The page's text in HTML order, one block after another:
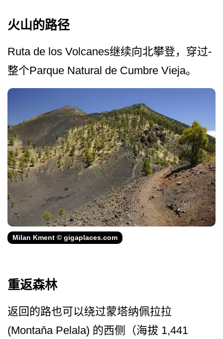
火山的路径
Ruta de los Volcanes继续向北攀登，穿过­
整个Parque Natural de Cumbre Vieja。
Milan Kment © gigaplaces.com
重返森林
返回的路也可以绕过蒙塔纳佩拉拉
(Montaňa Pelala) 的西侧（海拔 1,441